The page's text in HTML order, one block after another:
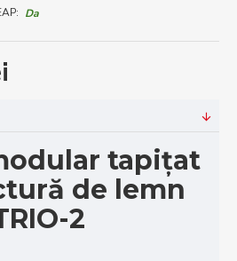
Da
tapițat
de lemn
2